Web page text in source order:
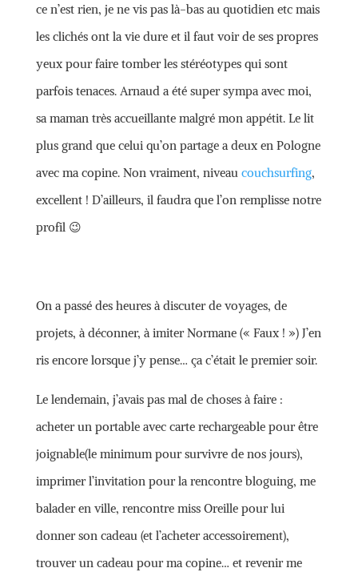
ce n’est rien, je ne vis pas là-bas au quotidien etc mais
les clichés ont la vie dure et il faut voir de ses propres
yeux pour faire tomber les stéréotypes qui sont
parfois tenaces. Arnaud a été super sympa avec moi,
sa maman très accueillante malgré mon appétit. Le lit
plus grand que celui qu’on partage a deux en Pologne
avec ma copine. Non vraiment, niveau couchsurfing,
excellent ! D’ailleurs, il faudra que l’on remplisse notre
profil 😉
On a passé des heures à discuter de voyages, de
projets, à déconner, à imiter Normane (« Faux ! ») J’en
ris encore lorsque j’y pense… ça c’était le premier soir.
Le lendemain, j’avais pas mal de choses à faire :
acheter un portable avec carte rechargeable pour être
joignable(le minimum pour survivre de nos jours),
imprimer l’invitation pour la rencontre bloguing, me
balader en ville, rencontre miss Oreille pour lui
donner son cadeau (et l’acheter accessoirement),
trouver un cadeau pour ma copine… et revenir me